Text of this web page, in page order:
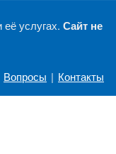
услугах. Сайт не
Вопросы | Контакты